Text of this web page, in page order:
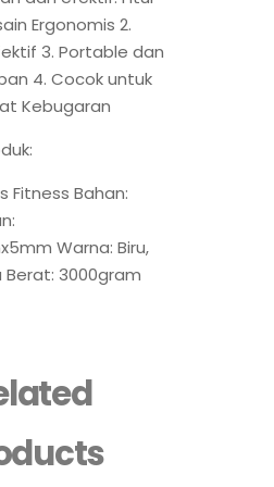
Ergonomis 2.
3. Portable dan
4. Cocok untuk
Kebugaran
Fitness Bahan:
Warna: Biru,
Berat: 3000gram